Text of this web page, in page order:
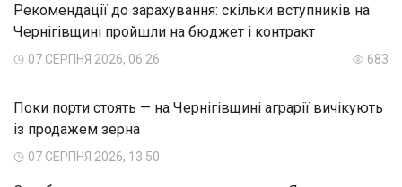
Рекомендації до зарахування: скільки вступників на
Чернігівщині пройшли на бюджет і контракт
07 СЕРПНЯ 2026, 06:26 683
Поки порти стоять — на Чернігівщині аграрії вичікують
із продажем зерна
07 СЕРПНЯ 2026, 13:50